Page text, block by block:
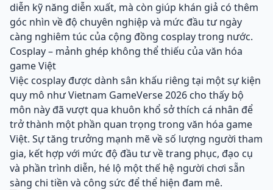
diễn kỹ năng diễn xuất, mà còn giúp khán giả có thêm
góc nhìn về độ chuyên nghiệp và mức đầu tư ngày
càng nghiêm túc của cộng đồng cosplay trong nước.
Cosplay – mảnh ghép không thể thiếu của văn hóa
game Việt
Việc cosplay được dành sân khấu riêng tại một sự kiện
quy mô như Vietnam GameVerse 2026 cho thấy bộ
môn này đã vượt qua khuôn khổ sở thích cá nhân để
trở thành một phần quan trọng trong văn hóa game
Việt. Sự tăng trưởng mạnh mẽ về số lượng người tham
gia, kết hợp với mức độ đầu tư về trang phục, đạo cụ
và phần trình diễn, hé lộ một thế hệ người chơi sẵn
sàng chi tiền và công sức để thể hiện đam mê.